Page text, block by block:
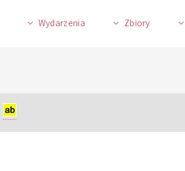
Wydarzenia Zbiory